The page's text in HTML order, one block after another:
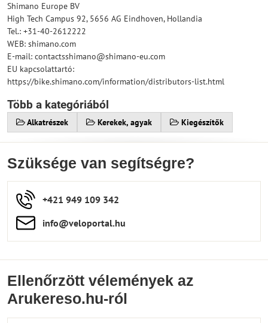
Shimano Europe BV
High Tech Campus 92, 5656 AG Eindhoven, Hollandia
Tel.: +31-40-2612222
WEB: shimano.com
E-mail: contactsshimano@shimano-eu.com
EU kapcsolattartó:
https://bike.shimano.com/information/distributors-list.html
Több a kategóriából
Alkatrészek Kerekek, agyak Kiegészítők
Szüksége van segítségre?
+421 949 109 342
info​​@veloportal​.hu
Ellenőrzött vélemények az
Arukereso.hu-ról